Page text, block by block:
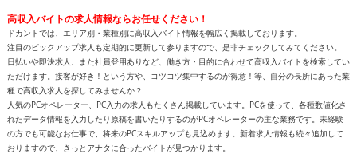
高収入バイトの求人情報ならお任せください！
ドカントでは、エリア別・業種別に高収入バイト情報を幅広く掲載しております。
注目のピックアップ求人も定期的に更新して参りますので、是非チェックしてみてください。
日払いや即決求人、また社員登用ありなど、働き方・目的に合わせて高収入バイトを検索してい
ただけます。接客が好き！という方や、コツコツ集中するのが得意！等、自分の長所にあった業
種で高収入求人を探してみませんか？
人気のPCオペレーター、PC入力の求人もたくさん掲載しています。PCを使って、各種数値化さ
れたデータ情報を入力したり原稿を書いたりするのがPCオペレーターの主な業務です。未経験
の方でも可能なお仕事で、将来のPCスキルアップも見込めます。新着求人情報も続々追加して
おりますので、きっとアナタに合ったバイトが見つかります。